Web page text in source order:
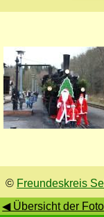
© Freundeskreis
◀ Übersicht der